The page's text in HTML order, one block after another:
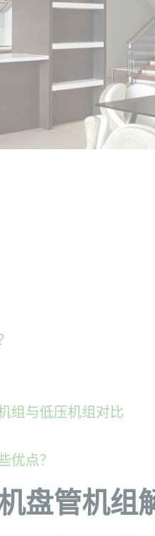
组与低压机组对比
优点？
盘管机组